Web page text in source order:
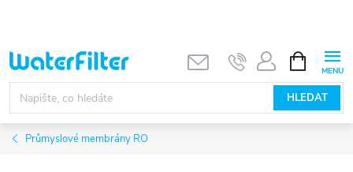
obsah
HLEDAT
NÁKUPNÍ
KOŠÍK
Průmyslové membrány RO